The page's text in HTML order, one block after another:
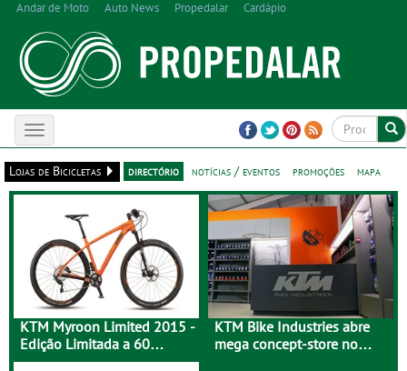
Andar de Moto Auto News Propedalar Cardápio
Toggle
navigation
Lojas de Bicicletas
directório notícias / eventos promoções mapa
KTM Myroon Limited 2015 -
Edição Limitada a 60
Unidades
KTM Bike Industries abre
mega concept-store no